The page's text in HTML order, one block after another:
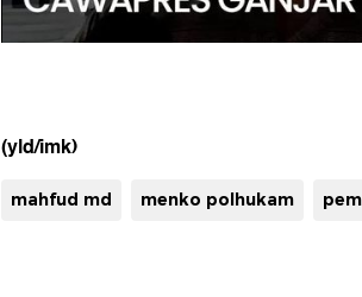
(yld/imk)
mahfud md menko polhukam